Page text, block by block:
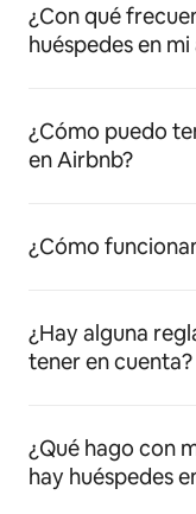
¿Con qué
huéspedes en
¿Cómo puedo
en Airbnb?
¿Cómo
¿Hay alguna
tener en cuenta?
¿Qué hago con
hay huéspedes